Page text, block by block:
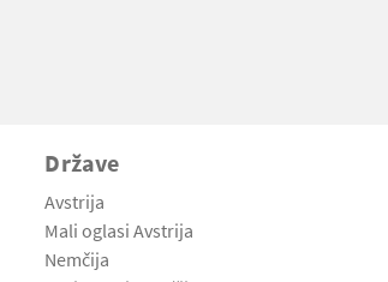
Države
Avstrija
Mali oglasi Avstrija
Nemčija